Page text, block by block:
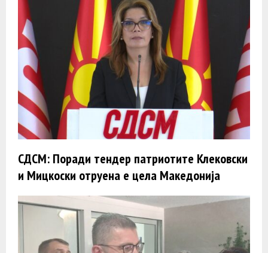
СДСМ: Поради тендер патриотите Клековски
и Мицкоски отруена е цела Македонија